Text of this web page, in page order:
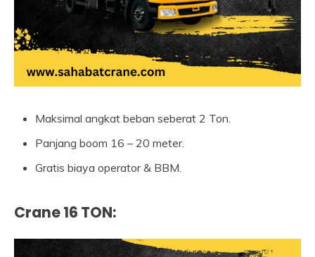
Maksimal angkat beban seberat 2 Ton.
Panjang boom 16 – 20 meter.
Gratis biaya operator & BBM.
Crane 16 TON: